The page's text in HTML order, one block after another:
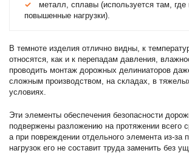
металл, сплавы (используется там,
повышенные нагрузки).
В темноте изделия отлично видны, к
относятся, как и к перепадам давления,
проводить монтаж дорожных делиниаторов
сложным производством, на складах, в
условиях.
Эти элементы обеспечения безопасности
подвержены разложению на протяжении всего
а при повреждении отдельного элемента из-
нагрузок его не составит труда заменить без